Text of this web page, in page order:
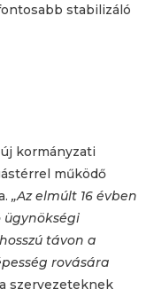
stabilizáló
kormányzati
működő
„Az elmúlt 16 évben
távon a
rovására
szervezeteknek